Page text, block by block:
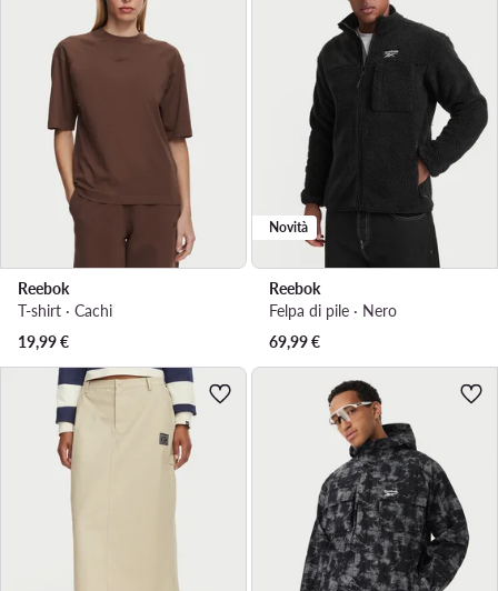
Reebok
T-shirt · Cachi
19,99€
Novità
Reebok
Felpa di pile · Nero
69,99€